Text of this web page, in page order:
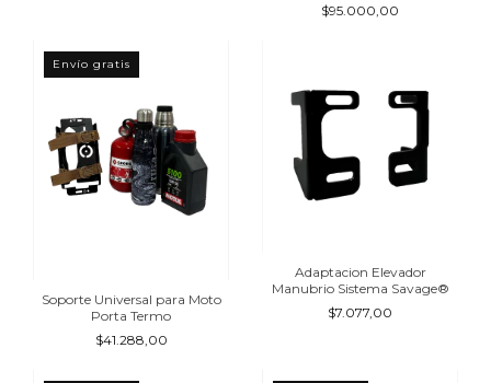
$95.000,00
Envío gratis
Soporte Universal para Moto
Porta Termo
$41.288,00
Adaptacion Elevador
Manubrio Sistema Savage®
$7.077,00